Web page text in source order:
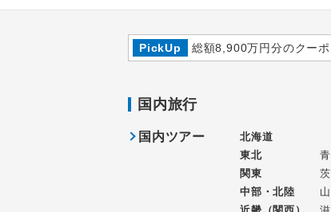
PickUp 総額8,900万円分のクー
国内旅行
国内ツアー
北海道
東北
関東
中部・北陸